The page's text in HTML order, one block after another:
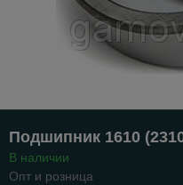
Подшипник 1610
В наличии
Опт и розница